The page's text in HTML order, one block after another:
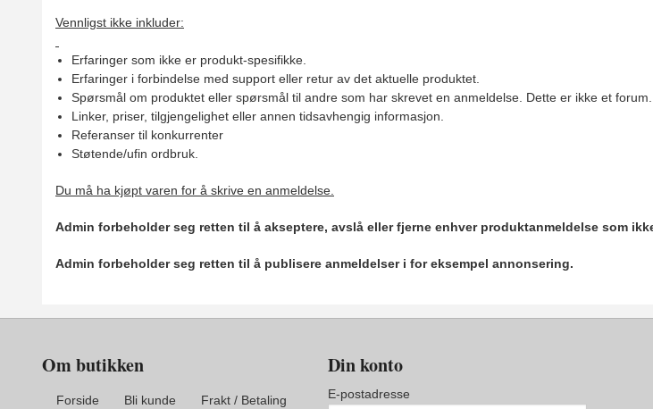
Vennligst ikke inkluder:
Erfaringer som ikke er produkt-spesifikke.
Erfaringer i forbindelse med support eller retur av det aktuelle produktet.
Spørsmål om produktet eller spørsmål til andre som har skrevet en anmeldelse. Dette er ikke et forum.
Linker, priser, tilgjengelighet eller annen tidsavhengig informasjon.
Referanser til konkurrenter
Støtende/ufin ordbruk.
Du må ha kjøpt varen for å skrive en anmeldelse.
Admin forbeholder seg retten til å akseptere, avslå eller fjerne enhver produktanmeldelse som
Admin forbeholder seg retten til å publisere anmeldelser i for eksempel annonsering.
Om butikken
Forside Bli kunde Frakt / Betaling
Din konto
E-postadresse